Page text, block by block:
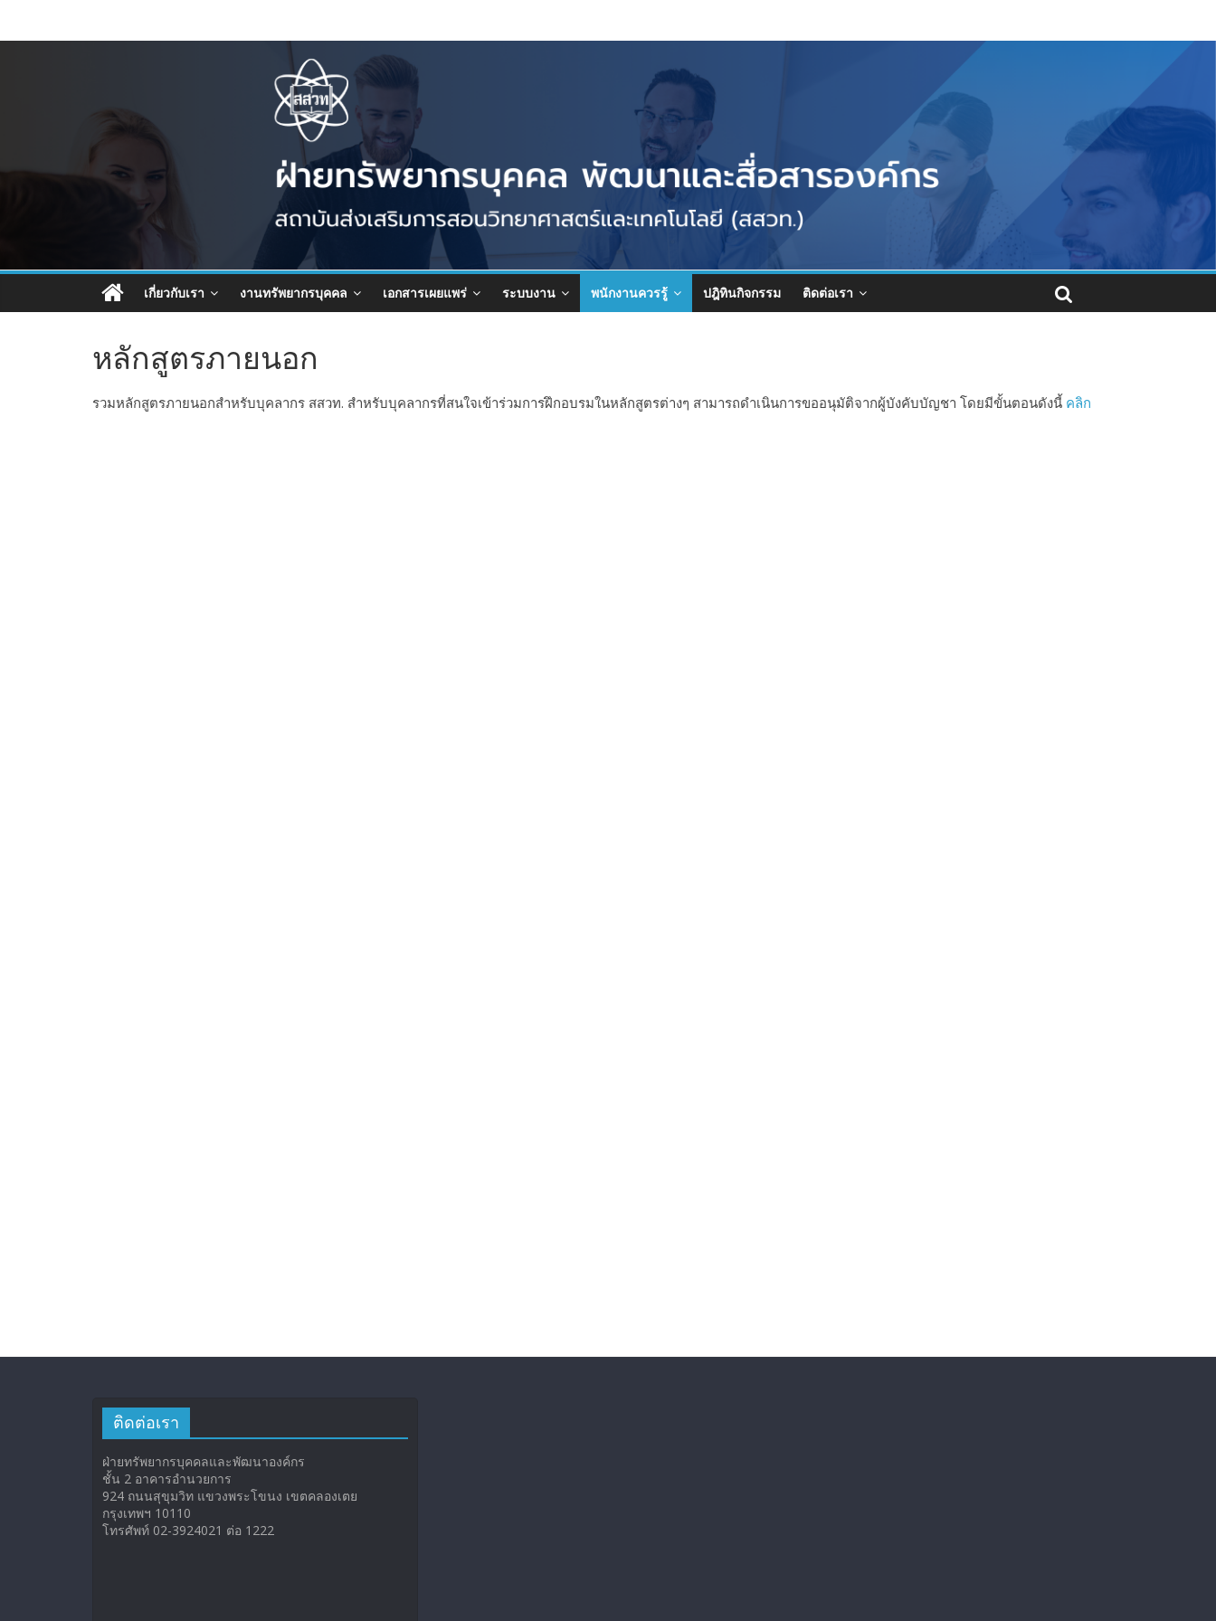
เกี่ยวกับเรา งานทรัพยากรบุคคล เอกสารเผยแพร่ ระบบงาน พนักงานควรรู้ ปฎิทินกิจกรรม ติดต่อเรา
หลักสูตรภายนอก
รวมหลักสูตรภายนอกสำหรับบุคลากร สสวท. สำหรับบุคลากรที่สนใจเข้าร่วมการฝึกอบรมในหลักสูตรต่างๆ สามารถดำเนินการขออนุมัติจากผู้บังคับบัญชา โดยมีขั้นตอนดังนี้ คลิก
ติดต่อเรา
ฝ่ายทรัพยากรบุคคลและพัฒนาองค์กร
ชั้น 2 อาคารอำนวยการ
924 ถนนสุขุมวิท แขวงพระโขนง เขตคลองเตย
กรุงเทพฯ 10110
โทรศัพท์ 02-3924021 ต่อ 1222